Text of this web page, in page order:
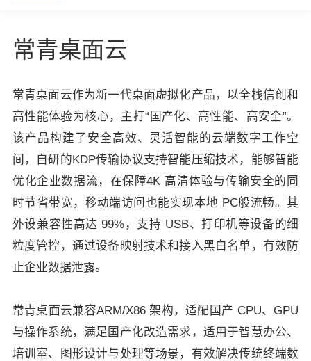
常青桌面云
常青桌面云作为新一代桌面虚拟化产品，以全栈信创和
高性能体验为核心，主打“国产化、高性能、高安全”。
该产品构建了安全高效、灵活智能的云端数字工作空
间，自研的KDP传输协议支持智能压缩技术，能够智能
优化企业数据流，在保障4K 高清体验与传输安全的同
时节省带宽，移动端访问也能实现本地 PC般流畅。其
外设兼容性高达 99%，支持 USB、打印机等设备的细
粒度管控，通过设备映射技术和接入黑白名单，有效防
止企业数据泄露。
常青桌面云兼容ARM/X86 架构，适配国产 CPU、GPU
与操作系统，满足国产化改造需求，适用于智慧办公、
培训室、图形设计与处理等场景，有效解决传统终端数